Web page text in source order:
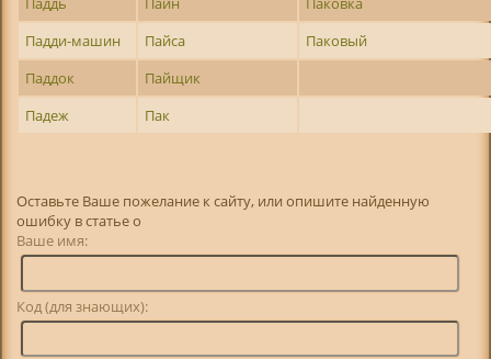
Падди-машин
Пайса
Паковый
Паддок
Пайщик
Падеж
Пак
Оставьте Ваше пожелание к сайту, или опишите найденную
ошибку в статье о
Ваше имя:
Код (для знающих):